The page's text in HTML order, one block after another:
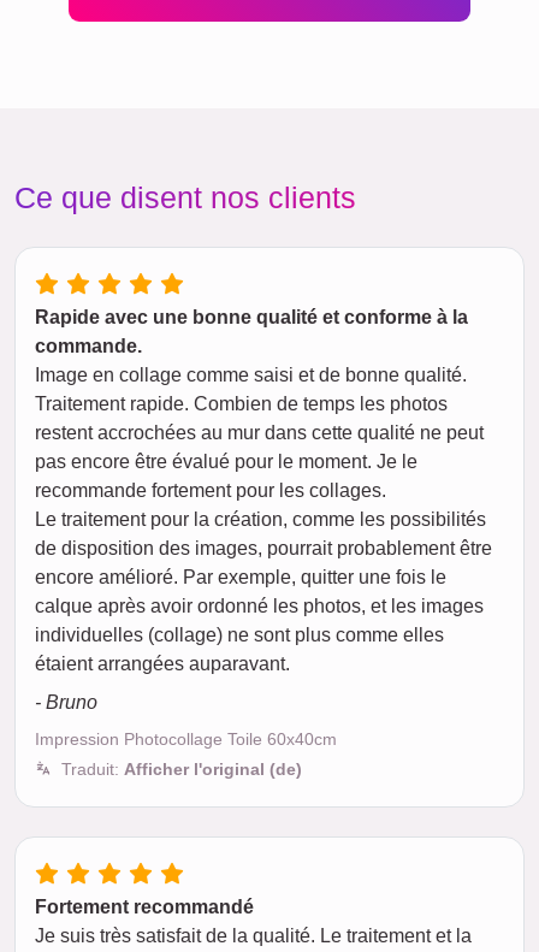
Ce que disent nos clients
Rapide avec une bonne qualité et conforme à la
commande.
Image en collage comme saisi et de bonne qualité.
Traitement rapide. Combien de temps les photos
restent accrochées au mur dans cette qualité ne peut
pas encore être évalué pour le moment. Je le
recommande fortement pour les collages.
Le traitement pour la création, comme les possibilités
de disposition des images, pourrait probablement être
encore amélioré. Par exemple, quitter une fois le
calque après avoir ordonné les photos, et les images
individuelles (collage) ne sont plus comme elles
étaient arrangées auparavant.
- Bruno
Impression Photocollage Toile 60x40cm
Traduit: Afficher l'original (de)
Fortement recommandé
Je suis très satisfait de la qualité. Le traitement et la